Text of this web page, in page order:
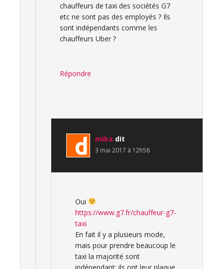
chauffeurs de taxi des sociétés G7
etc ne sont pas des employés ? Ils
sont indépendants comme les
chauffeurs Uber ?
Répondre
mika dit
3 mai 2017 à 12h58
Oui
https://www.g7.fr/chauffeur-g7-
taxi
En fait il y a plusieurs mode,
mais pour prendre beaucoup le
taxi la majorité sont